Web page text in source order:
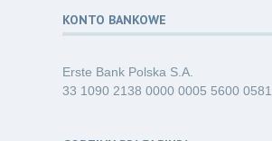
KONTO BANKOWE
Erste Bank Polska S.A.
33 1090 2138 0000 0005 5600 0581